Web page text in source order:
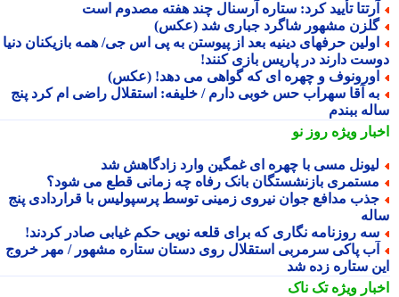
تأیید کرد: ستاره آرسنال چند هفته مصدوم است
مشهور شاگرد جباری شد (عکس)
حرفهای دینیه بعد از پیوستن به پی اس جی/ همه بازیکنان دنیا
دارند در پاریس بازی کنند!
و چهره ای که گواهی می دهد! (عکس)
آقا سهراب حس خوبی دارم / خلیفه: استقلال راضی ام کرد پنج
ببندم
ویژهروز نو
مسی با چهره ای غمگین وارد زادگاهش شد
بازنشستگان بانک رفاه چه زمانی قطع می شود؟
مدافع جوان نیروی زمینی توسط پرسپولیس با قراردادی پنج
روزنامه نگاری که برای قلعه نویی حکم غیابی صادر کردند!
پاکی سرمربی استقلال روی دستان ستاره مشهور / مهر خروج
ستاره زده شد
ویژهتک ناک